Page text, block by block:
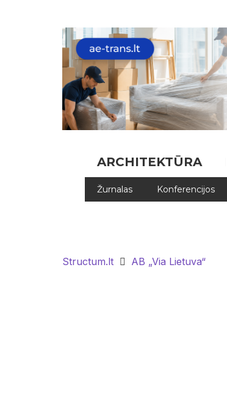
ARCHITEKTŪRA
Žurnalas Konferencijos
Structum.lt AB „Via Lietuva“